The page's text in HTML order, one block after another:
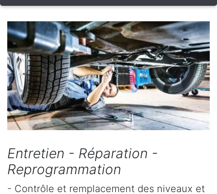
Entretien - Réparation -
Reprogrammation
- Contrôle et remplacement des niveaux et